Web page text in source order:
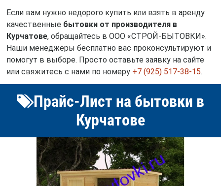
Если вам нужно недорого купить или взять в аренду
качественные бытовки от производителя в
Курчатове, обращайтесь в ООО «СТРОЙ-БЫТОВКИ».
Наши менеджеры бесплатно вас проконсультируют и
помогут в выборе. Просто оставьте заявку на сайте
или свяжитесь с нами по номеру +7 (925) 517-38-15.
Прайс-Лист на бытовки в
Курчатове